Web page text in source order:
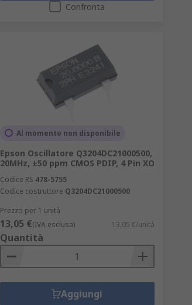
Confronta
Al momento non disponibile
Epson Oscillatore Q3204DC21000500,
20MHz, ±50 ppm CMOS PDIP, 4 Pin XO
Codice RS 478-5755
Codice costruttore Q3204DC21000500
Prezzo per 1 unità
13,05 €(IVA esclusa) 13,05 €/unità
Quantità
Aggiungi